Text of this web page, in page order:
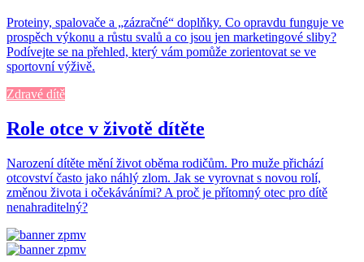
Proteiny, spalovače a „zázračné“ doplňky. Co opravdu funguje ve
prospěch výkonu a růstu svalů a co jsou jen marketingové sliby?
Podívejte se na přehled, který vám pomůže zorientovat se ve
sportovní výživě.
Zdravé dítě
Role otce v životě dítěte
Narození dítěte mění život oběma rodičům. Pro muže přichází
otcovství často jako náhlý zlom. Jak se vyrovnat s novou rolí,
změnou života i očekáváními? A proč je přítomný otec pro dítě
nenahraditelný?